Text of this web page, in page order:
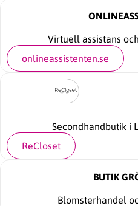
Virtuell assistans
onlineassistenten.se
Secondhandbutik i
ReCloset
BUTIK
Blomsterhandel